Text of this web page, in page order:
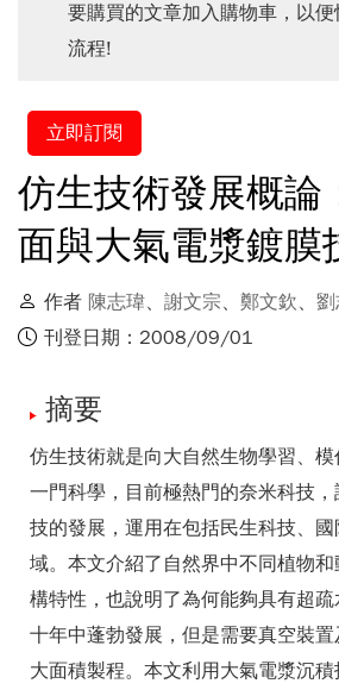
要購買的文章加入購物車，以
流程!
立即訂閱
仿生技術發展概論
面與大氣電漿鍍膜
作者 陳志瑋、 謝文宗、 鄭文欽、
刊登日期：2008/09/01
摘要
仿生技術就是向大自然生物學習、
一門科學，目前極熱門的奈米科技
技的發展，運用在包括民生科技、
域。本文介紹了自然界中不同植物
構特性，也說明了為何能夠具有超
十年中蓬勃發展，但是需要真空裝
大面積製程。本文利用大氣電漿沉